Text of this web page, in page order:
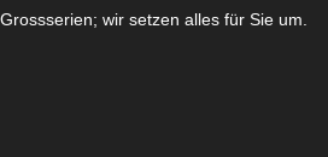
Grossserien; wir setzen alles für Sie um.